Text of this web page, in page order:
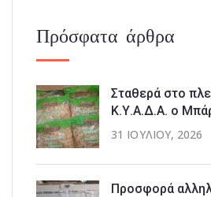
Πρόσφατα άρθρα
Σταθερά στο
Κ.Υ.Α.Δ.Α. ο
31 ΙΟΥΛΊΟΥ, 2026
Προσφορά